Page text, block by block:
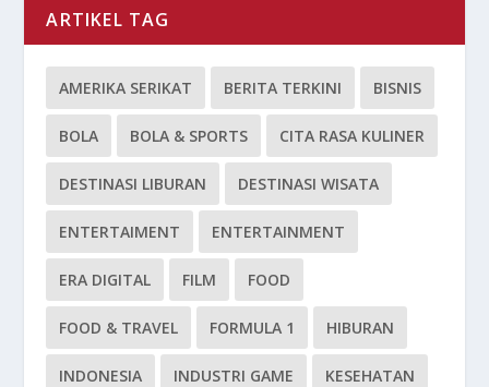
ARTIKEL TAG
AMERIKA SERIKAT BERITA TERKINI BISNIS
BOLA BOLA & SPORTS CITA RASA KULINER
DESTINASI LIBURAN DESTINASI WISATA
ENTERTAIMENT ENTERTAINMENT
ERA DIGITAL FILM FOOD
FOOD & TRAVEL FORMULA 1 HIBURAN
INDONESIA INDUSTRI GAME KESEHATAN